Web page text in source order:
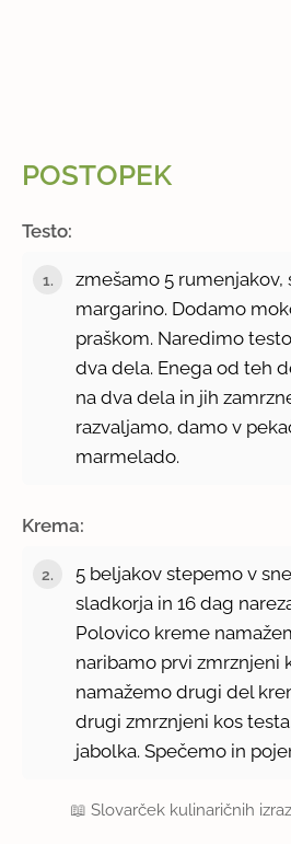
POSTOPEK
Testo:
zmešamo 5 rumenjakov,
margarino. Dodamo
praškom. Naredimo
dva dela. Enega od teh
na dva dela in jih
razvaljamo, damo v
marmelado.
Krema:
5 beljakov stepemo v
sladkorja in 16 dag
Polovico kreme
naribamo prvi zmrznjeni
namažemo drugi del
drugi zmrznjeni kos
jabolka. Spečemo in
📖Slovarček kulinaričnih